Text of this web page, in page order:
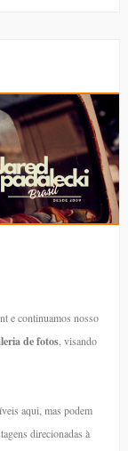
e continuamos nosso
de fotos , visando
aqui, mas podem
direcionadas à